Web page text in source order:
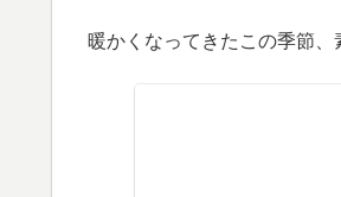
暖かくなってきたこの季節、